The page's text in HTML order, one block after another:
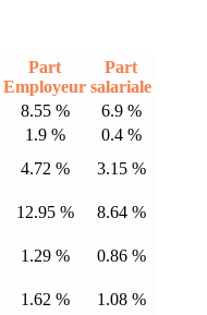
Part
Employeur
Part
salariale
8.55 %
6.9 %
1.9 %
0.4 %
4.72 %
3.15 %
12.95 %
8.64 %
1.29 %
0.86 %
1.62 %
1.08 %